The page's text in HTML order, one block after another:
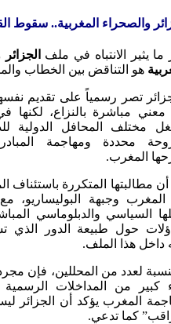
والصحراء المغربية.. سقوط
ما يثير الانتباه في ملف
هو التناقض بين الخطاب
تصر رسمياً على تقديم
معني مباشرة بالنزاع، لكنها
مختلف المحافل الدولية
محددة ومهاجمة
المغرب.
مطالبتها المتكررة باستئناف
المغرب وجبهة البوليساريو،
السياسي والدبلوماسي
حول طبيعة الدور الذي
داخل هذا الملف.
لعدد من المحللين، فإن
كبير من المداخلات الرسمية
المغرب يؤكد أن الجزائر
كما تدعي.